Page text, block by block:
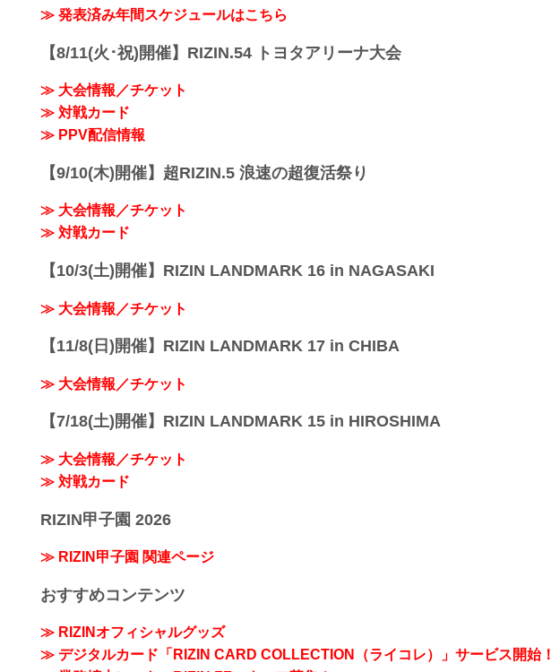
≫ 発表済み年間スケジュールはこちら
【8/11(火･祝)開催】RIZIN.54 トヨタアリーナ大会
≫ 大会情報／チケット
≫ 対戦カード
≫ PPV配信情報
【9/10(木)開催】超RIZIN.5 浪速の超復活祭り
≫ 大会情報／チケット
≫ 対戦カード
【10/3(土)開催】RIZIN LANDMARK 16 in NAGASAKI
≫ 大会情報／チケット
【11/8(日)開催】RIZIN LANDMARK 17 in CHIBA
≫ 大会情報／チケット
【7/18(土)開催】RIZIN LANDMARK 15 in HIROSHIMA
≫ 大会情報／チケット
≫ 対戦カード
RIZIN甲子園 2026
≫ RIZIN甲子園 関連ページ
おすすめコンテンツ
≫ RIZINオフィシャルグッズ
≫ デジタルカード「RIZIN CARD COLLECTION（ライコレ）」サービス開始！